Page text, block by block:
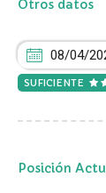
Otros datos
08/04/
SUFICIENTE
Posición